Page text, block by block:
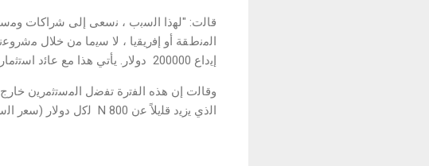
ﻗﺎﻟت: "ﻟﮭذا اﻟﺳﺑب ، ﻧﺳﻌﻰ إﻟﻰ ﺷراﻛﺎت
إﯾداع 200000 دوﻻر. ﯾﺄﺗﻲ ھذا ﻣﻊ ﻋﺎﺋد اﺳﺗﺛﻣﺎر ﻣﺿﻣون ﯾﺑﻠﻎ 300 ٪ ﻓﻲ ﻋﺎﻣﯾن ﻣن اﻟﻘﯾﻣﺔ اﻟﺳوﻗﯾﺔ اﻟﺣﺎﻟﯾﺔ ﻟـﻧﺎﯾرا ''Naira''.
وﻗﺎﻟت إن ھذه اﻟﻔﺗرة ﺗﻔﺿل اﻟﻣﺳﺗﺛﻣرﯾن ﺧﺎرج
اﻟذي ﯾزﯾد ﻗﻠﯾﻼً ﻋن N 800 ﻟﻛل دوﻻر (ﺳﻌر اﻟﺳوق اﻟﻣوازي) ﯾﻌﻣل ﻓﻲ ﺗﺣﻘﯾق اﻷرﺑﺎح ﻟﮭم.